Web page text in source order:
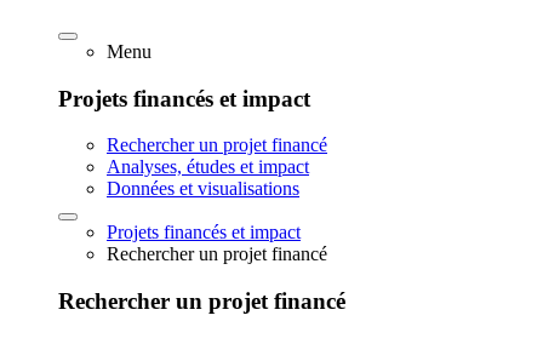
Menu
Projets financés et impact
Rechercher un projet financé
Analyses, études et impact
Données et visualisations
Projets financés et impact
Rechercher un projet financé
Rechercher un projet financé